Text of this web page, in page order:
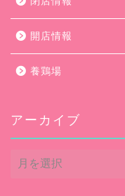
開店情報
養鶏場
アーカイブ
ア
ー